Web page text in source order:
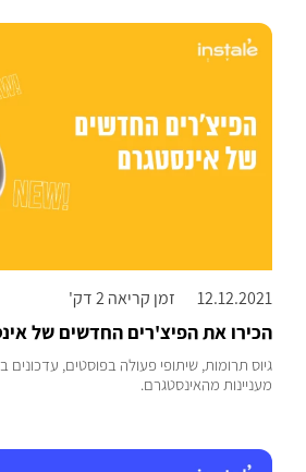
12.12.2021 זמן קריאה 2 דק'
הכירו את הפיצ'רים החדשים של
גיוס תרומות, שיתופי פעולה בפוסטים, עדכונים
מעניינות מהאינסטגרם.